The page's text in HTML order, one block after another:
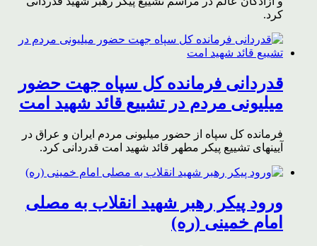
کرد.
قدردانی فرمانده کل سپاه جهت حضور
میلیونی مردم در تشییع قائد شهید امت
فرمانده کل سپاه از حضور میلیونی مردم ایران و عراق در
آیینهای تشییع پیکر مطهر قائد شهید امت قدردانی کرد.
ورود پیکر رهبر شهید انقلاب به مصلی
امام خمینی (ره)